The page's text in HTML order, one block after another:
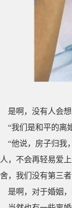
是啊，没有人会
“我们是和平的离
“他说，房子归我
人，不会再轻易爱
舍，我们没有第三
是啊，对于婚姻